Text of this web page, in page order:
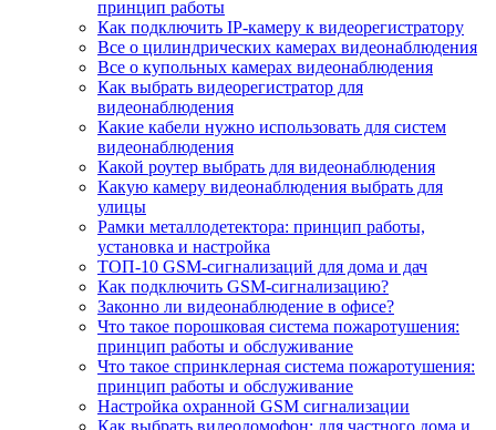
принцип работы
Как подключить IP-камеру к видеорегистратору
Все о цилиндрических камерах видеонаблюдения
Все о купольных камерах видеонаблюдения
Как выбрать видеорегистратор для
видеонаблюдения
Какие кабели нужно использовать для систем
видеонаблюдения
Какой роутер выбрать для видеонаблюдения
Какую камеру видеонаблюдения выбрать для
улицы
Рамки металлодетектора: принцип работы,
установка и настройка
ТОП-10 GSM-сигнализаций для дома и дач
Как подключить GSM-сигнализацию?
Законно ли видеонаблюдение в офисе?
Что такое порошковая система пожаротушения:
принцип работы и обслуживание
Что такое спринклерная система пожаротушения:
принцип работы и обслуживание
Настройка охранной GSM сигнализации
Как выбрать видеодомофон: для частного дома и